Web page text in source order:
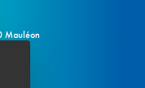
Mauléon